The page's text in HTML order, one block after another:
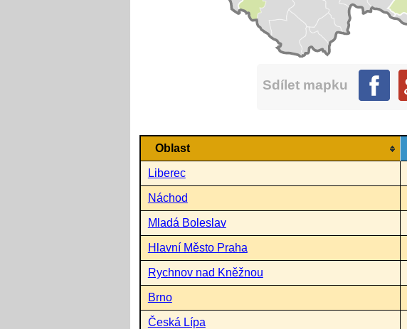
Sdílet mapku
Oblast
Liberec
Náchod
Mladá Boleslav
Hlavní Město Praha
Rychnov nad Kněžnou
Brno
Česká Lípa